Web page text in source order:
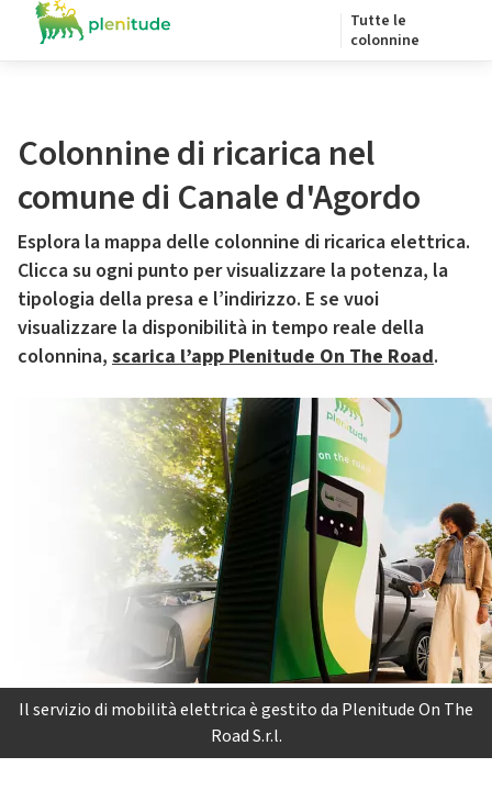
Tutte le
colonnine
Colonnine di ricarica nel
comune di Canale d'Agordo
Esplora la mappa delle colonnine di ricarica elettrica.
Clicca su ogni punto per visualizzare la potenza, la
tipologia della presa e l’indirizzo. E se vuoi
visualizzare la disponibilità in tempo reale della
colonnina, scarica l’app Plenitude On The Road.
Il servizio di mobilità elettrica è gestito da Plenitude On The
Road S.r.l.